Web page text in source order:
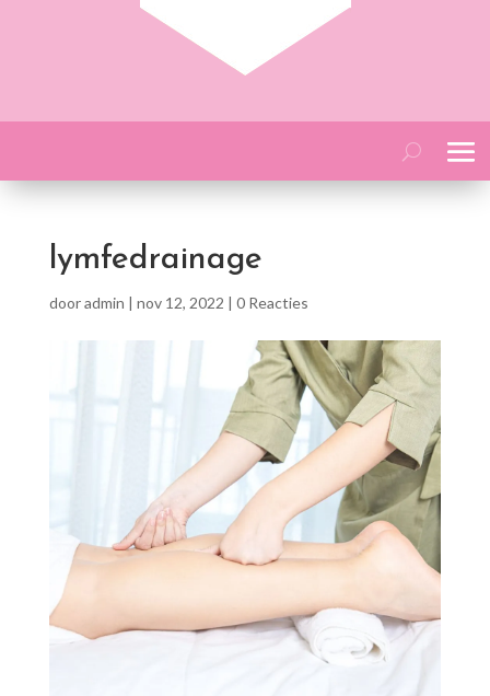
lymfedrainage
dooradmin | nov 12, 2022 | 0 Reacties